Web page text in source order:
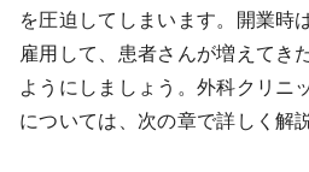
を圧迫してしまいます。開業時
雇用して、患者さんが増えてき
ようにしましょう。外科クリニ
については、次の章で詳しく解